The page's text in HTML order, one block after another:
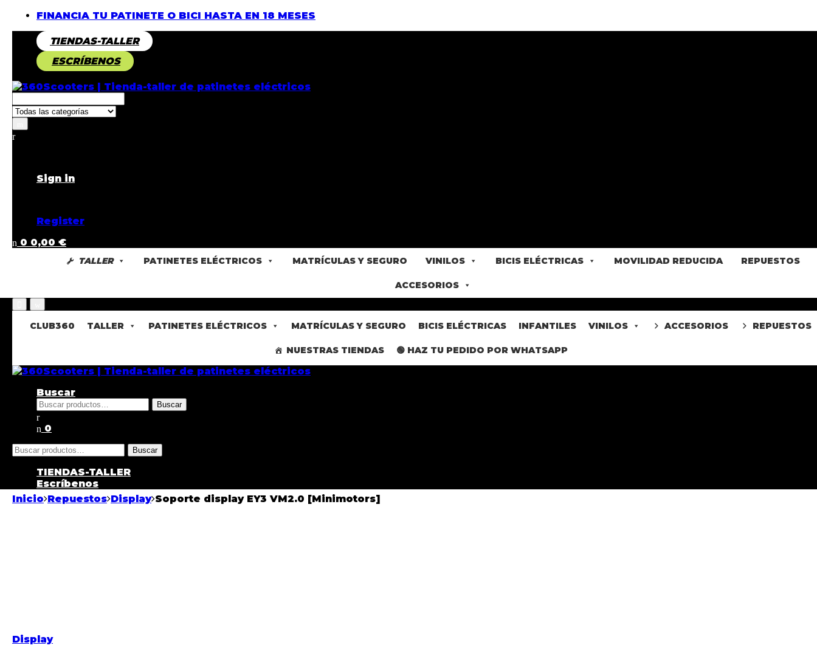
FINANCIA TU PATINETE O BICI HASTA EN 18 MESES
TIENDAS-TALLER
ESCRÍBENOS
Sign in
Register
0 0,00 €
TALLER PATINETES ELÉCTRICOS MATRÍCULAS Y SEGURO VINILOS BICIS ELÉCTRICAS MOVILIDAD REDUCIDA REPUESTOS
ACCESORIOS
CLUB360 TALLER PATINETES ELÉCTRICOS MATRÍCULAS Y SEGURO BICIS ELÉCTRICAS INFANTILES VINILOS ACCESORIOS REPUESTOS
NUESTRAS TIENDAS 🟢 HAZ TU PEDIDO POR WHATSAPP
Buscar
Buscar
0
Buscar
TIENDAS-TALLER
Escríbenos
Inicio Repuestos Display Soporte display EY3 VM2.0 [Minimotors]
Display